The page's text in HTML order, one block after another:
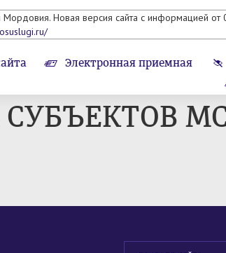
Мордовия. Новая версия сайта с информацией
Электронная приемная